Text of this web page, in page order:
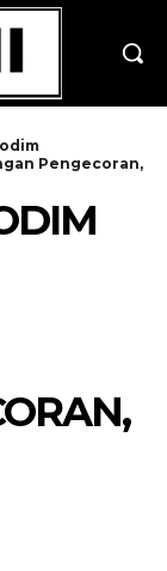
Pengecoran,